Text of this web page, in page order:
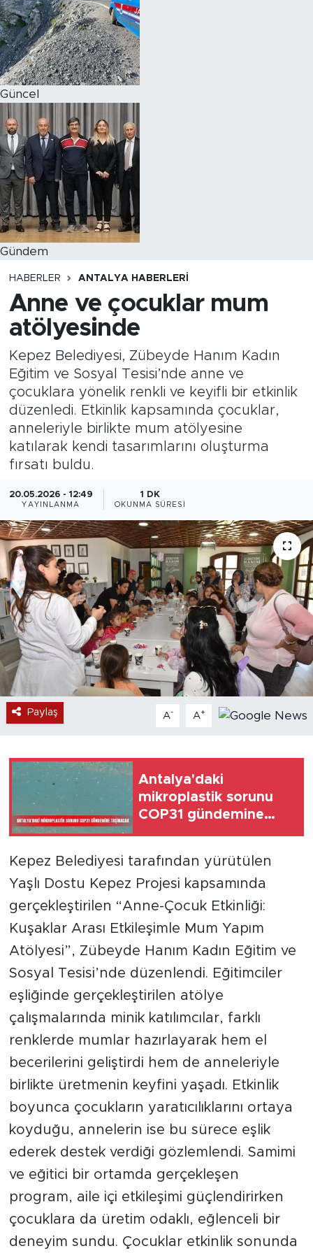
Güncel
Gündem
HABERLER ANTALYA HABERLERI
Anne ve çocuklar mum
atölyesinde
Kepez Belediyesi, Zübeyde Hanım Kadın
Eğitim ve Sosyal Tesisi’nde anne ve
çocuklara yönelik renkli ve keyifli bir etkinlik
düzenledi. Etkinlik kapsamında çocuklar,
anneleriyle birlikte mum atölyesine
katılarak kendi tasarımlarını oluşturma
fırsatı buldu.
20.05.2026 - 12:49
YAYINLANMA
1 DK
OKUNMA SÜRESI
Paylaş A- A+
Antalya'daki
mikroplastik sorunu
COP31 gündemine
Kepez Belediyesi tarafından yürütülen
Yaşlı Dostu Kepez Projesi kapsamında
gerçekleştirilen “Anne-Çocuk Etkinliği:
Kuşaklar Arası Etkileşimle Mum Yapım
Atölyesi”, Zübeyde Hanım Kadın Eğitim ve
Sosyal Tesisi’nde düzenlendi. Eğitimciler
eşliğinde gerçekleştirilen atölye
çalışmalarında minik katılımcılar, farklı
renklerde mumlar hazırlayarak hem el
becerilerini geliştirdi hem de anneleriyle
birlikte üretmenin keyfini yaşadı. Etkinlik
boyunca çocukların yaratıcılıklarını ortaya
koyduğu, annelerin ise bu sürece eşlik
ederek destek verdiği gözlemlendi. Samimi
ve eğitici bir ortamda gerçekleşen
program, aile içi etkileşimi güçlendirirken
çocuklara da üretim odaklı, eğlenceli bir
deneyim sundu. Çocuklar etkinlik sonunda
Magazin
Özel Haber
Politika
Resmi İlanlar
Sağlık
Spor
Turizm